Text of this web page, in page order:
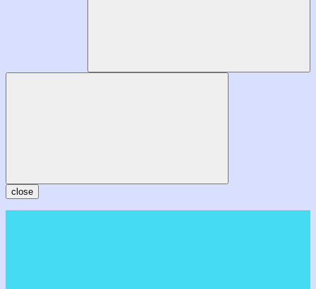
close